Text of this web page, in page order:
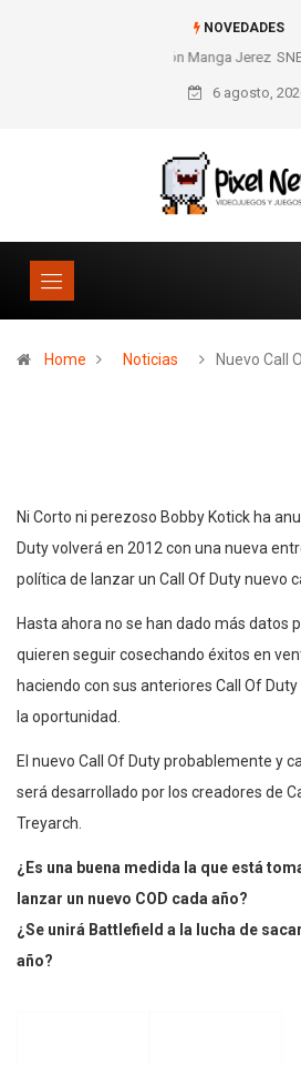
NOVEDADES
SNES Pixel Book para los
6 agosto,
Home Noticias Nuevo Call
Ni Corto ni perezoso Bobby Kotick ha
Duty volverá en 2012 con una nueva
política de lanzar un Call Of Duty nuevo
Hasta ahora no se han dado más datos
quieren seguir cosechando éxitos en
haciendo con sus anteriores Call Of
la oportunidad.
El nuevo Call Of Duty probablemente y
será desarrollado por los creadores de
Treyarch.
¿Es una buena medida la que está
lanzar un nuevo COD cada año?
¿Se unirá Battlefield a la lucha de
año?